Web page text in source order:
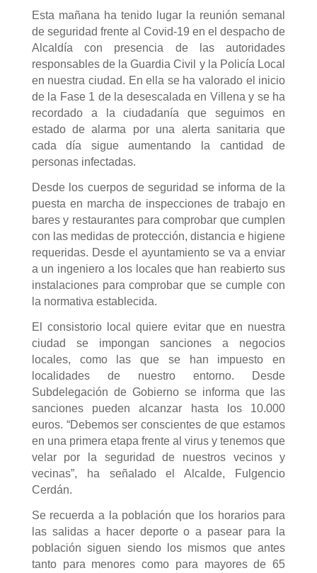
Esta mañana ha tenido lugar la reunión semanal
de seguridad frente al Covid-19 en el despacho de
Alcaldía con presencia de las autoridades
responsables de la Guardia Civil y la Policía Local
en nuestra ciudad. En ella se ha valorado el inicio
de la Fase 1 de la desescalada en Villena y se ha
recordado a la ciudadanía que seguimos en
estado de alarma por una alerta sanitaria que
cada día sigue aumentando la cantidad de
personas infectadas.
Desde los cuerpos de seguridad se informa de la
puesta en marcha de inspecciones de trabajo en
bares y restaurantes para comprobar que cumplen
con las medidas de protección, distancia e higiene
requeridas. Desde el ayuntamiento se va a enviar
a un ingeniero a los locales que han reabierto sus
instalaciones para comprobar que se cumple con
la normativa establecida.
El consistorio local quiere evitar que en nuestra
ciudad se impongan sanciones a negocios
locales, como las que se han impuesto en
localidades de nuestro entorno. Desde
Subdelegación de Gobierno se informa que las
sanciones pueden alcanzar hasta los 10.000
euros. “Debemos ser conscientes de que estamos
en una primera etapa frente al virus y tenemos que
velar por la seguridad de nuestros vecinos y
vecinas”, ha señalado el Alcalde, Fulgencio
Cerdán.
Se recuerda a la población que los horarios para
las salidas a hacer deporte o a pasear para la
población siguen siendo los mismos que antes
tanto para menores como para mayores de 65